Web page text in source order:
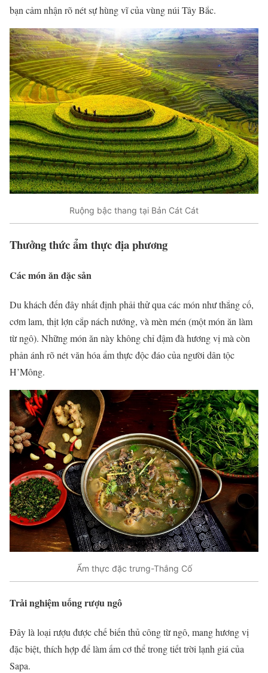
bạn cảm nhận rõ nét sự hùng vĩ của vùng núi Tây Bắc.
Ruộng bậc thang tại Bản Cát Cát
Thưởng thức ẩm thực địa phương
Các món ăn đặc sản
Du khách đến đây nhất định phải thử qua các món như thắng cố,
cơm lam, thịt lợn cắp nách nướng, và mèn mén (một món ăn làm
từ ngô). Những món ăn này không chỉ đậm đà hương vị mà còn
phản ánh rõ nét văn hóa ẩm thực độc đáo của người dân tộc
H’Mông.
Ẩm thực đặc trưng-Thắng Cố
Trải nghiệm uống rượu ngô
Đây là loại rượu được chế biến thủ công từ ngô, mang hương vị
đặc biệt, thích hợp để làm ấm cơ thể trong tiết trời lạnh giá của
Sapa.